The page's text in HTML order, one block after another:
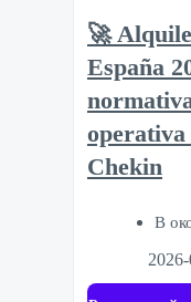
🚀
España
Chekin
В